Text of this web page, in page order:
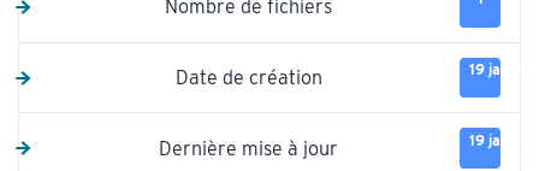
Nombre de fichiers
Date de création 19
Dernière mise à jour 19